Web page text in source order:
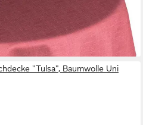
"Tulsa", Baumwolle Uni